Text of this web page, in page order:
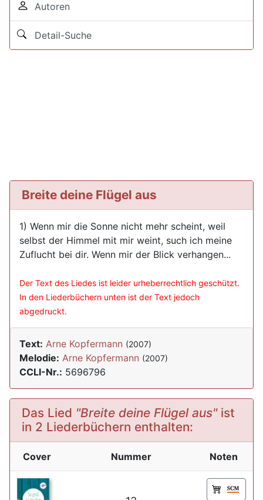
Autoren
Detail-Suche
Breite deine Flügel aus
1) Wenn mir die Sonne nicht mehr scheint, weil
selbst der Himmel mit mir weint, such ich meine
Zuflucht bei dir. Wenn mir der Blick verhangen...
Der Text des Liedes ist leider urheberrechtlich geschützt.
In den Liederbüchern unten ist der Text jedoch
abgedruckt.
Text: Arne Kopfermann (2007)
Melodie: Arne Kopfermann (2007)
CCLI-Nr.: 5696796
Das Lied "Breite deine Flügel aus"ist
in 2 Liederbüchern enthalten:
Cover Nummer Noten